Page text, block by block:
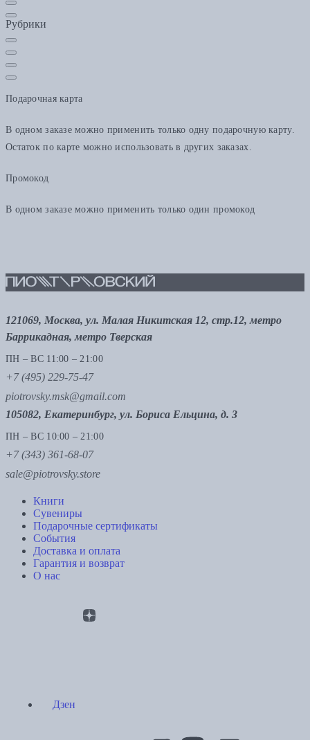
Рубрики
Подарочная карта
В одном заказе можно применить только одну подарочную карту.
Остаток по карте можно использовать в других заказах.
Промокод
В одном заказе можно применить только один промокод
121069, Москва, ул. Малая Никитская 12, стр.12, метро
Баррикадная, метро Тверская
ПН – ВС 11:00 – 21:00
+7 (495) 229-75-47
piotrovsky.msk@gmail.com
105082, Екатеринбург, ул. Бориса Ельцина, д. 3
ПН – ВС 10:00 – 21:00
+7 (343) 361-68-07
sale@piotrovsky.store
Книги
Сувениры
Подарочные сертификаты
События
Доставка и оплата
Гарантия и возврат
О нас
Дзен